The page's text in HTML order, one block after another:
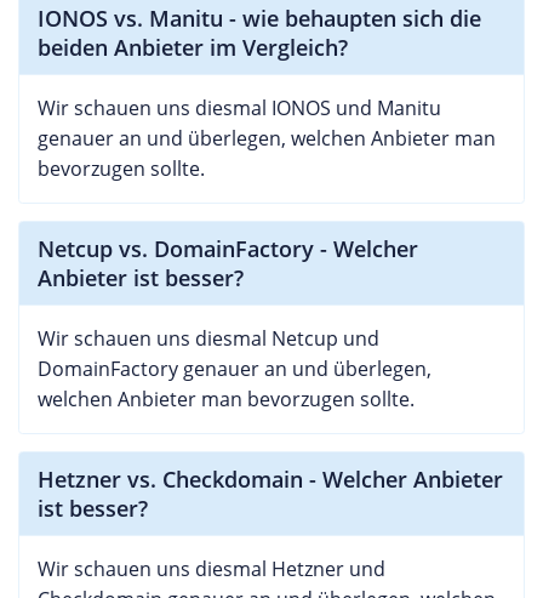
IONOS vs. Manitu - wie behaupten sich die
beiden Anbieter im Vergleich?
Wir schauen uns diesmal IONOS und Manitu
genauer an und überlegen, welchen Anbieter man
bevorzugen sollte.
Netcup vs. DomainFactory - Welcher
Anbieter ist besser?
Wir schauen uns diesmal Netcup und
DomainFactory genauer an und überlegen,
welchen Anbieter man bevorzugen sollte.
Hetzner vs. Checkdomain - Welcher Anbieter
ist besser?
Wir schauen uns diesmal Hetzner und